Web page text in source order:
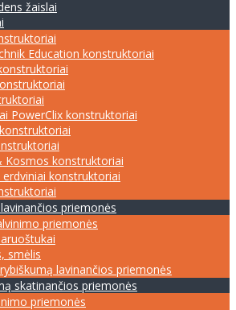
žaislai
Education konstruktoriai
PowerClix konstruktoriai
Kosmos konstruktoriai
konstruktoriai
priemonės
priemonės
smėlis
lavinančios priemonės
skatinančios priemonės
priemonės